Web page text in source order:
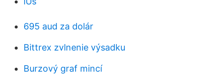
695 aud za dolár
Bittrex zvlnenie výsadku
Burzový graf mincí